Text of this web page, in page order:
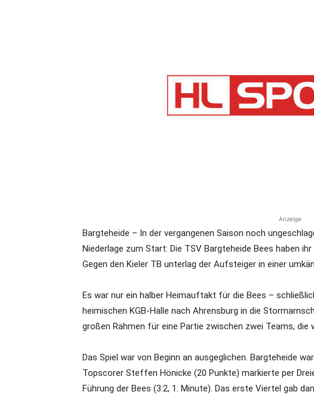
Anzeige
Bargteheide – In der vergangenen Saison noch
Niederlage zum Start: Die TSV Bargteheide Bees haben
Gegen den Kieler TB unterlag der Aufsteiger in einer
Es war nur ein halber Heimauftakt für die Bees –
heimischen KGB-Halle nach Ahrensburg in die
großen Rahmen für eine Partie zwischen zwei Teams,
Das Spiel war von Beginn an ausgeglichen. Bargteheide
Topscorer Steffen Hönicke (20 Punkte) markierte per
Führung der Bees (3:2, 1. Minute). Das erste Viertel gab